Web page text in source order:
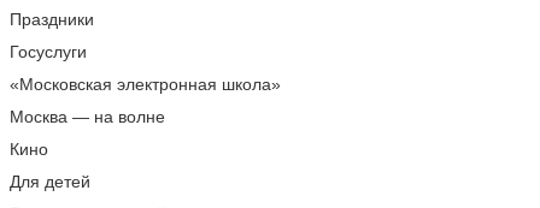
Праздники
Госуслуги
«Московская электронная школа»
Москва — на волне
Кино
Для детей